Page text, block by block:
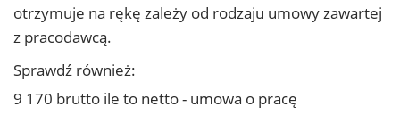
otrzymuje na rękę zależy od rodzaju umowy zawartej
z pracodawcą.
Sprawdź również:
9 170 brutto ile to netto - umowa o pracę